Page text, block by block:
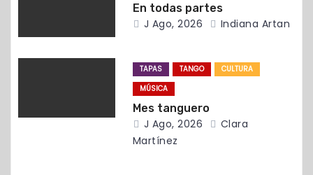
a
a
En todas partes
J Ago, 2026 Indiana Artan
TAPAS TANGO
CULTURA
MÚSICA
Mes tanguero
J Ago, 2026
Clara
Martínez